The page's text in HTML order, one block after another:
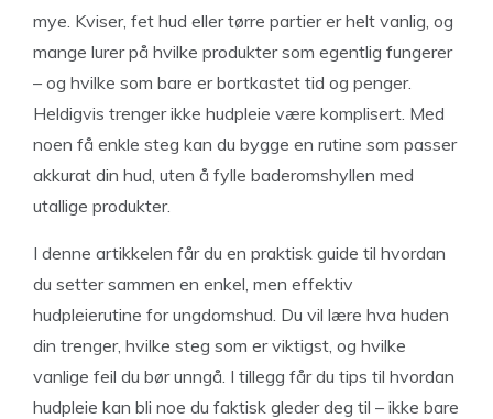
mye. Kviser, fet hud eller tørre partier er helt vanlig, og
mange lurer på hvilke produkter som egentlig fungerer
– og hvilke som bare er bortkastet tid og penger.
Heldigvis trenger ikke hudpleie være komplisert. Med
noen få enkle steg kan du bygge en rutine som passer
akkurat din hud, uten å fylle baderomshyllen med
utallige produkter.
I denne artikkelen får du en praktisk guide til hvordan
du setter sammen en enkel, men effektiv
hudpleierutine for ungdomshud. Du vil lære hva huden
din trenger, hvilke steg som er viktigst, og hvilke
vanlige feil du bør unngå. I tillegg får du tips til hvordan
hudpleie kan bli noe du faktisk gleder deg til – ikke bare